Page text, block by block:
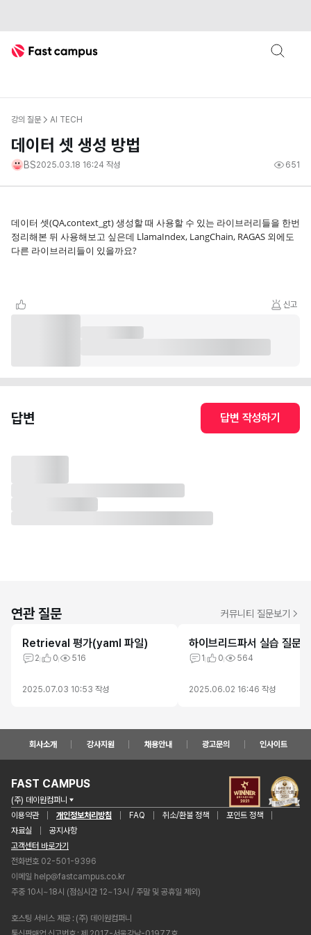
Fast Campus
강의 질문 AI TECH
데이터 셋 생성 방법
BS2025.03.18 16:24 작성 651
데이터 셋(QA,context_gt) 생성할 때 사용할 수 있는 라이브러리들을 한번
정리해본 뒤 사용해보고 싶은데 LlamaIndex, LangChain, RAGAS 외에도
다른 라이브러리들이 있을까요?
신고
답변 답변 작성하기
연관 질문 커뮤니티 질문보기
Retrieval 평가(yaml 파일)
2 0 516
2025.07.03 10:53 작성
하이브리드파서 실습 질문
1 0 564
2025.06.02 16:46 작성
회사소개 강사지원 채용안내 광고문의 인사이트
FAST CAMPUS
(주) 데이원컴퍼니
이용약관
개인정보처리방침 FAQ 취소/환불 정책
포인트 정책
자료실
공지사항
고객센터 바로가기
전화번호 02-501-9396
이메일 help@fastcampus.co.kr
주중 10시~18시 (점심시간 12~13시 / 주말 및 공휴일 제외)
호스팅 서비스 제공 (주) 데이원컴퍼니